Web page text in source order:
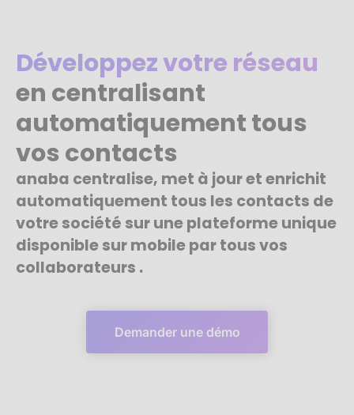
Développez votre réseau
en centralisant
automatiquement tous
vos contacts
anaba centralise, met à jour et enrichit
automatiquement tous les contacts de
votre société sur une plateforme unique
disponible sur mobile par tous vos
collaborateurs .
Demander une démo